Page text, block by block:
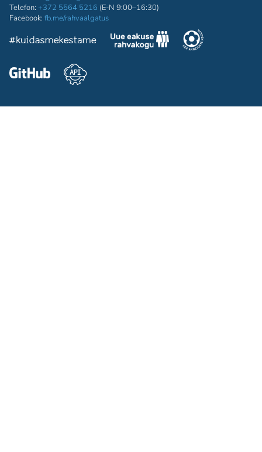
Telefon: +372 5564 5216 (E-N 9:00–16:30)
Facebook: fb.me/rahvaalgatus